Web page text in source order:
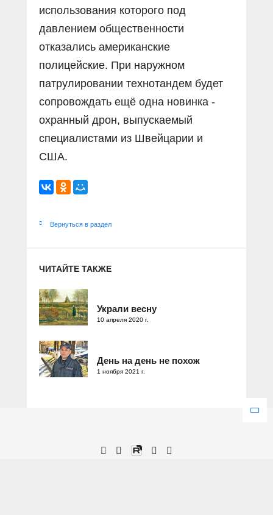
использования которого под
давлением общественности
отказались американские
полицейские. При наружном
патрулировании технотандем будет
сопровождать ещё одна новинка -
охранный дрон, выпускаемый
специалистами из Швейцарии и
США.
Вернуться в раздел
ЧИТАЙТЕ ТАКЖЕ
Украли весну
10 апреля 2020 г.
День на день не похож
1 ноября 2021 г.